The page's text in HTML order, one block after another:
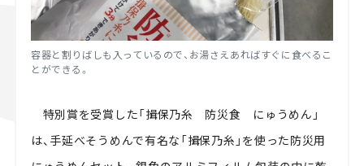
容器と割りばしも入っているので、お湯さえあればすぐに食べるこ
とができる。
特別賞を受賞した「揖保乃糸 防災食 にゅうめん」
は、手延べそうめんで有名な「揖保乃糸」を使った防災用